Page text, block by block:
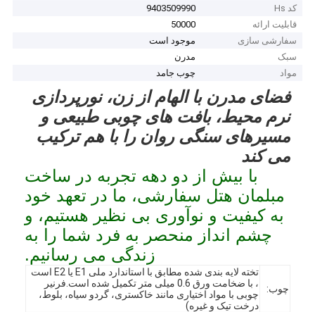
کد Hs
9403509990
قابلیت ارائه
50000
سفارشی سازی
موجود است
سبک
مدرن
مواد
چوب جامد
فضای مدرن با الهام از زن، نورپردازی
نرم محیط، بافت های چوبی طبیعی و
مسیرهای سنگی روان را با هم ترکیب
می کند
با بیش از دو دهه تجربه در ساخت
مبلمان هتل سفارشی، ما در تعهد خود
به کیفیت و نوآوری بی نظیر هستیم، و
چشم انداز منحصر به فرد شما را به
زندگی می رسانیم.
چوب:
تخته لایه بندی شده مطابق با استاندارد ملی E1 یا E2 است
، با ضخامت ورق 0.6 میلی متر تکمیل شده است.فرنیر
چوبی با مواد اختیاری مانند خاکستری، گردو سیاه، بلوط،
درخت تیک و غیره)